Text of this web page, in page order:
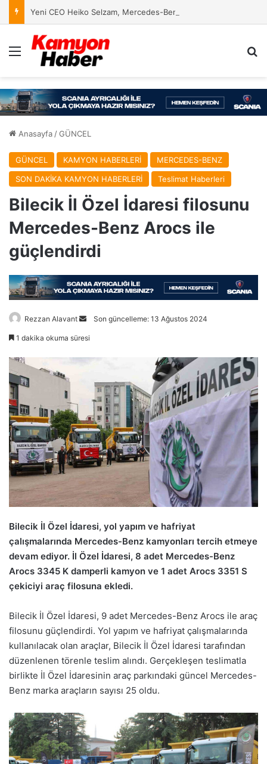
Menü
Anasayfa /GÜNCEL
GÜNCEL KAMYON HABERLERİ
MERCEDES-BENZ
SON DAKİKA KAMYON HABERLERİ
Teslimat Haberleri
Bilecik İl Özel İdaresi filosunu
Mercedes-Benz Arocs ile
güçlendirdi
Rezzan Alavant
Bir
göndermek
Son güncelleme: 13 Ağustos 2024
1 dakika okuma süresi
Bilecik İl Özel İdaresi, yol yapım ve hafriyat
çalışmalarında Mercedes-Benz kamyonları tercih etmeye
devam ediyor. İl Özel İdaresi, 8 adet Mercedes-Benz
Arocs 3345 K damperli kamyon ve 1 adet Arocs 3351 S
çekiciyi araç filosuna ekledi.
Bilecik İl Özel İdaresi, 9 adet Mercedes-Benz Arocs ile araç
filosunu güçlendirdi. Yol yapım ve hafriyat çalışmalarında
kullanılacak olan araçlar, Bilecik İl Özel İdaresi tarafından
düzenlenen törenle teslim alındı. Gerçekleşen teslimatla
birlikte İl Özel İdaresinin araç parkındaki güncel Mercedes-
Benz marka araçların sayısı 25 oldu.